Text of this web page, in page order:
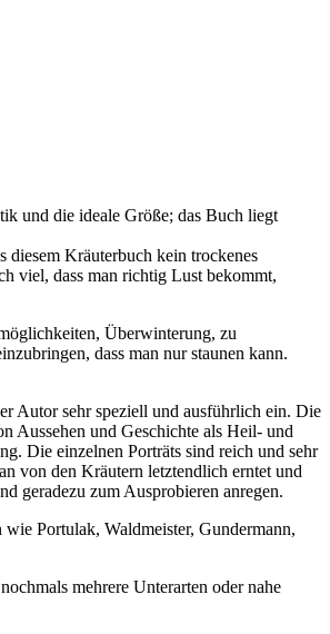
und die ideale Größe; das Buch liegt
diesem Kräuterbuch kein trockenes
viel, dass man richtig Lust bekommt,
Überwinterung, zu
dass man nur staunen kann.
Autor sehr speziell und ausführlich ein. Die
Aussehen und Geschichte als Heil- und
Die einzelnen Porträts sind reich und sehr
von den Kräutern letztendlich erntet und
geradezu zum Ausprobieren anregen.
Portulak, Waldmeister, Gundermann,
mehrere Unterarten oder nahe